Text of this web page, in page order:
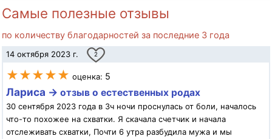
Самые полезные отзывы
по количеству благодарностей за последние 3 года
14 октября 2023 г. 2
★★★★★ оценка: 5
Лариса → отзыв о естественных родах
30 сентября 2023 года в 3ч ночи проснулась от боли, началось
что-то похожее на схватки. Я скачала счетчик и начала
отслеживать схватки, Почти 6 утра разбудила мужа и мы